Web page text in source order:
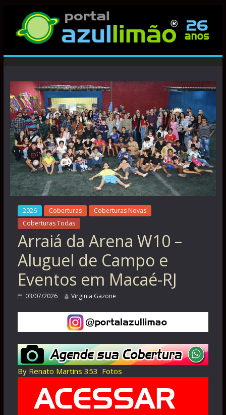
2026 Coberturas
Coberturas Novas
Coberturas Todas
Arraiá da Arena W10 –
Aluguel de Campo e
Eventos em Macaé-RJ
03/07/2026 Virginia Gazone
By Renato Martins 353 Fotos